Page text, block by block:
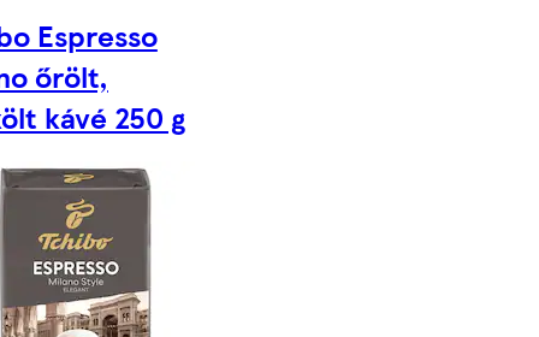
Espresso
őrölt,
kávé 250 g